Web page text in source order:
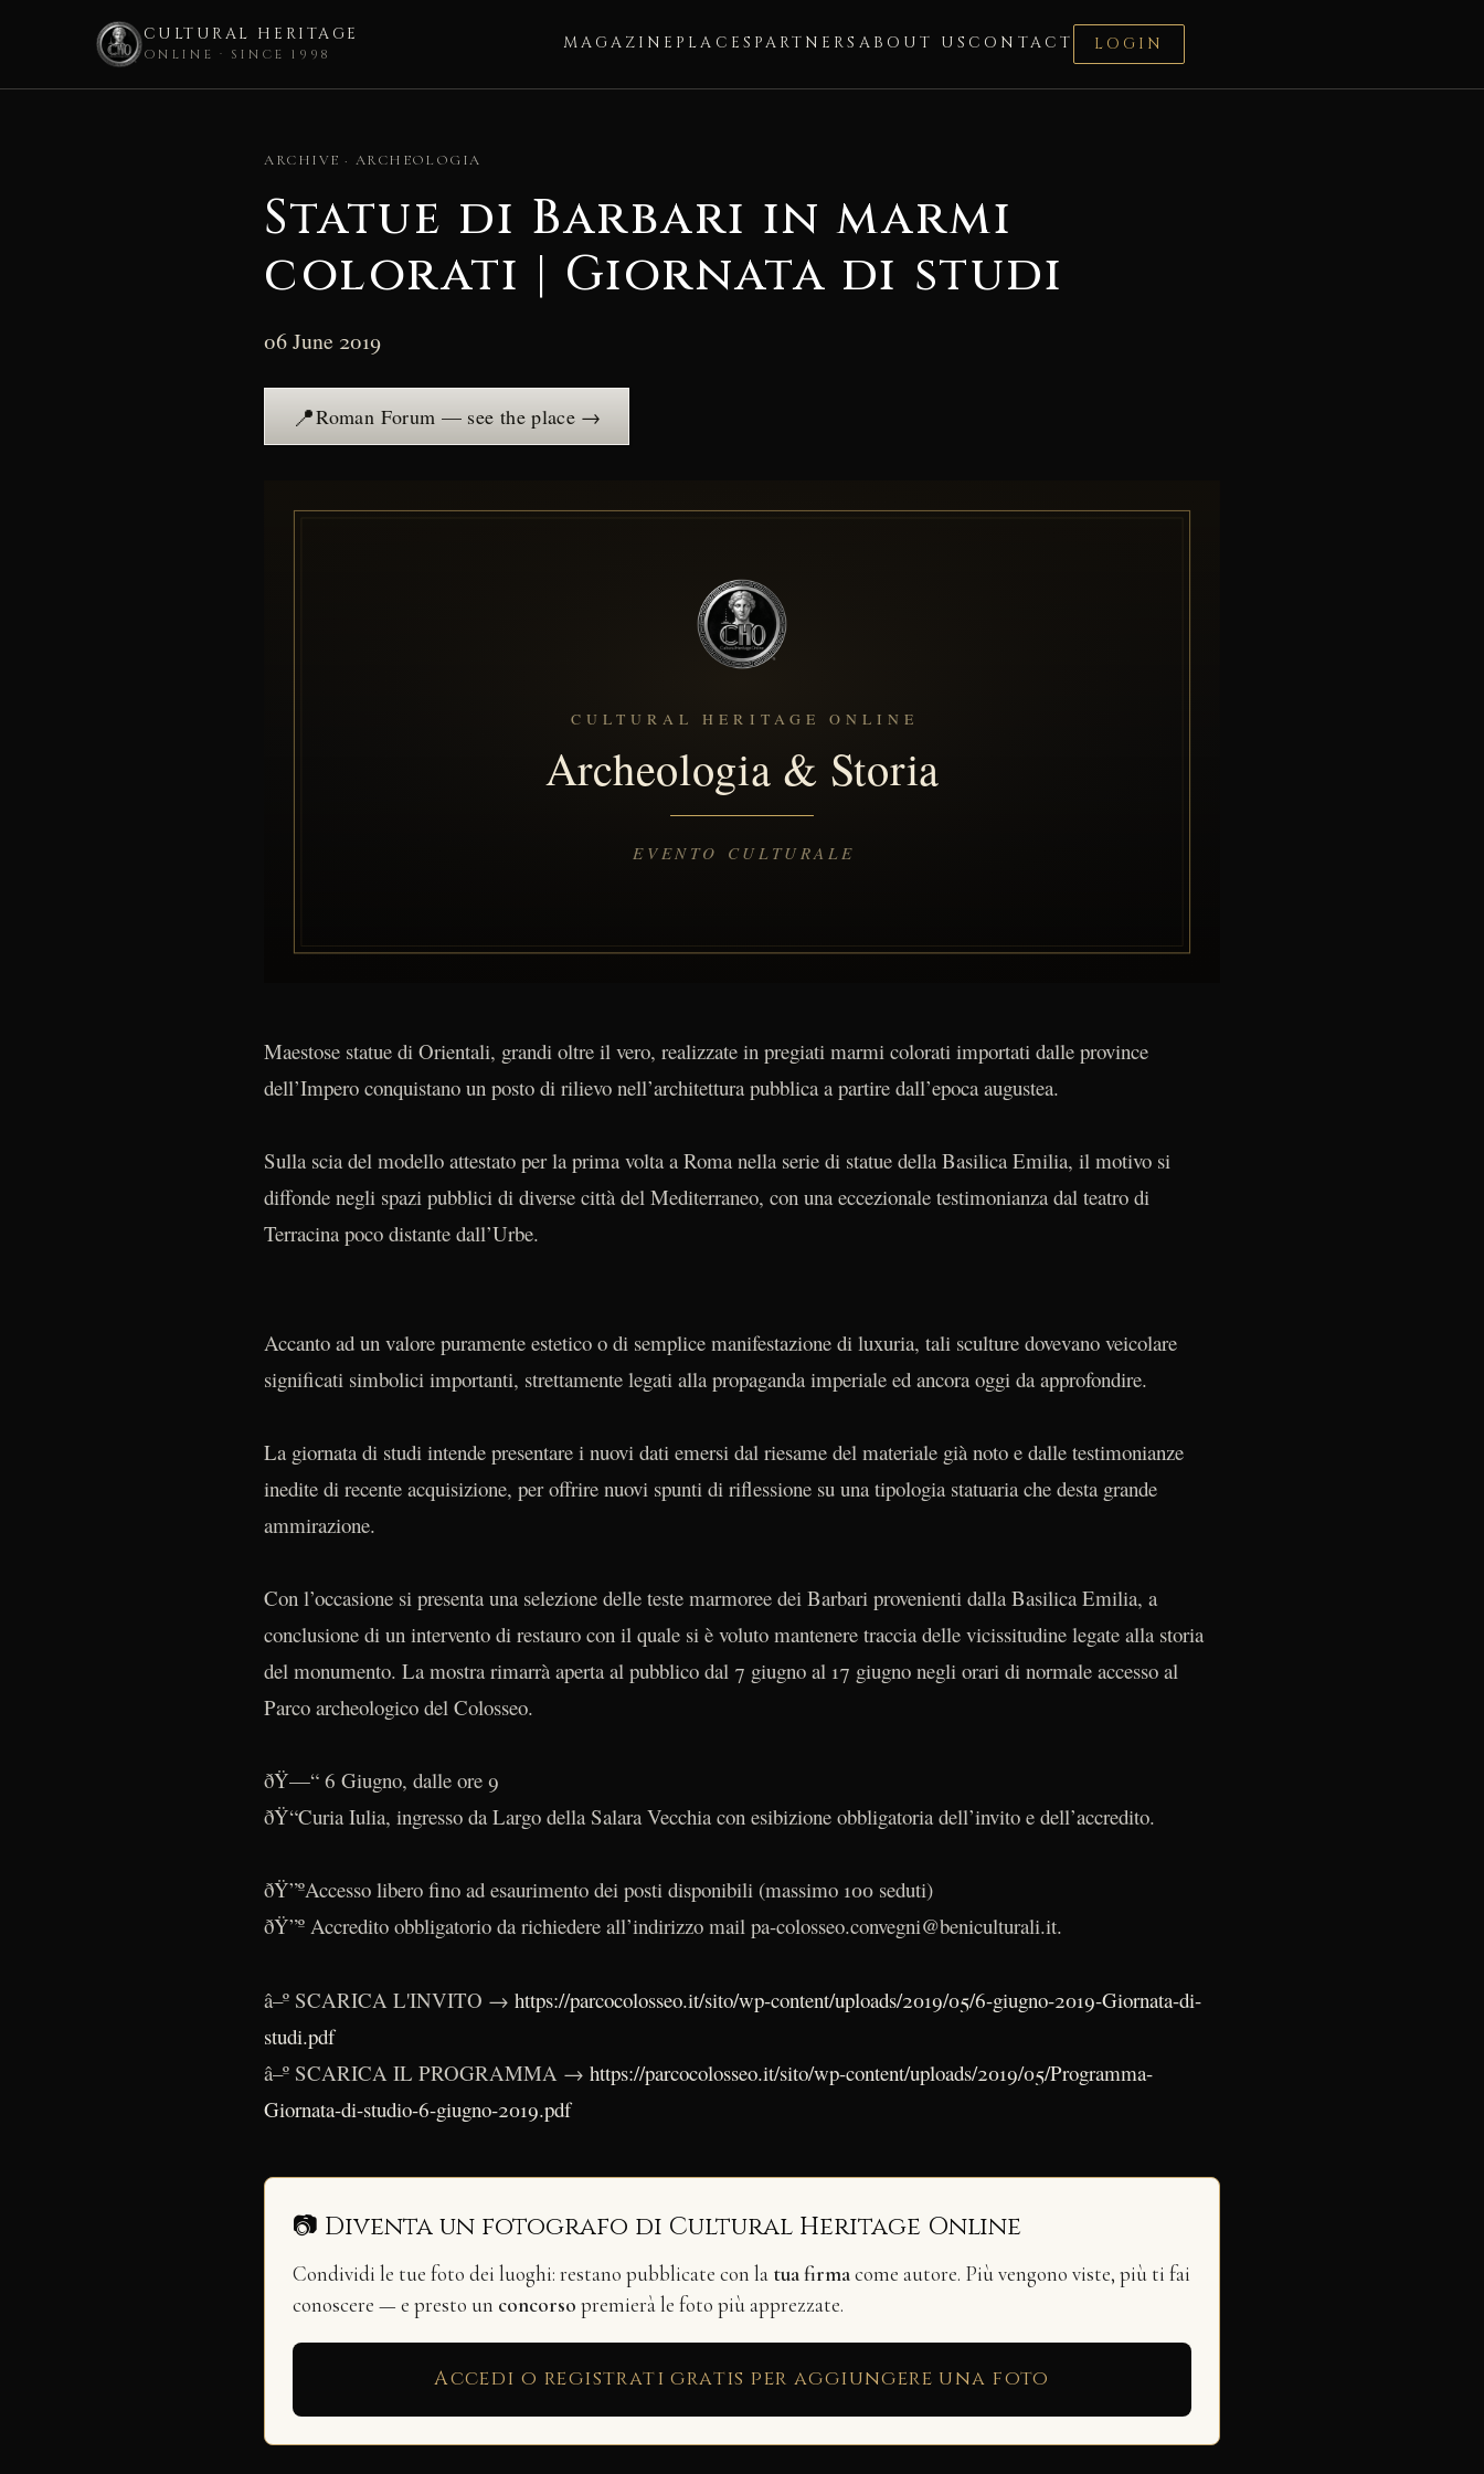
CULTURAL HERITAGE
ONLINE · SINCE 1998
MAGAZINE PLACES PARTNERS ABOUT US CONTACT LOGIN
ARCHIVE · ARCHEOLOGIA
Statue di Barbari in marmi
colorati | Giornata di studi
06 June 2019
📍Roman Forum — see the place →
Maestose statue di Orientali, grandi oltre il vero, realizzate in pregiati marmi colorati importati dalle province
dell’Impero conquistano un posto di rilievo nell’architettura pubblica a partire dall’epoca augustea.
Sulla scia del modello attestato per la prima volta a Roma nella serie di statue della Basilica Emilia, il motivo si
diffonde negli spazi pubblici di diverse città del Mediterraneo, con una eccezionale testimonianza dal teatro di
Terracina poco distante dall’Urbe.
Accanto ad un valore puramente estetico o di semplice manifestazione di luxuria, tali sculture dovevano veicolare
significati simbolici importanti, strettamente legati alla propaganda imperiale ed ancora oggi da approfondire.
La giornata di studi intende presentare i nuovi dati emersi dal riesame del materiale già noto e dalle testimonianze
inedite di recente acquisizione, per offrire nuovi spunti di riflessione su una tipologia statuaria che desta grande
ammirazione.
Con l’occasione si presenta una selezione delle teste marmoree dei Barbari provenienti dalla Basilica Emilia, a
conclusione di un intervento di restauro con il quale si è voluto mantenere traccia delle vicissitudine legate alla storia
del monumento. La mostra rimarrà aperta al pubblico dal 7 giugno al 17 giugno negli orari di normale accesso al
Parco archeologico del Colosseo.
ðŸ—“ 6 Giugno, dalle ore 9
ðŸ“Curia Iulia, ingresso da Largo della Salara Vecchia con esibizione obbligatoria dell’invito e dell’accredito.
ðŸ”ºAccesso libero fino ad esaurimento dei posti disponibili (massimo 100 seduti)
ðŸ”º Accredito obbligatorio da richiedere all’indirizzo mail pa-colosseo.convegni@beniculturali.it.
â–º SCARICA L'INVITO → https://parcocolosseo.it/sito/wp-content/uploads/2019/05/6-giugno-2019-Giornata-di-
studi.pdf
â–º SCARICA IL PROGRAMMA → https://parcocolosseo.it/sito/wp-content/uploads/2019/05/Programma-
Giornata-di-studio-6-giugno-2019.pdf
📷 Diventa un fotografo di Cultural Heritage Online
Condividi le tue foto dei luoghi: restano pubblicate con la tua firmacome autore. Più vengono viste, più ti fai
conoscere — e presto un concorso premierà le foto più apprezzate.
Accedi o registrati gratis per aggiungere una foto